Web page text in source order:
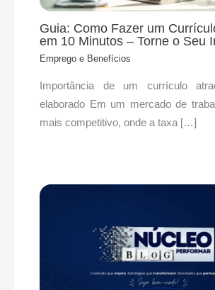
Guia: Como Fazer um
em 10 Minutos – Torne o Seu
Emprego e Benefícios
​Importância de um currículo
elaborado Em um mercado de
mais competitivo, onde a taxa […]